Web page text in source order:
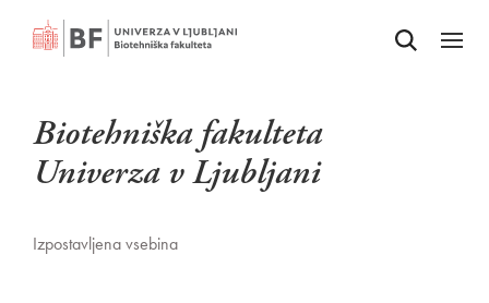
Odpri iskalnik
Odpri
Biotehniška fakulteta
Univerza v Ljubljani
Izpostavljena vsebina